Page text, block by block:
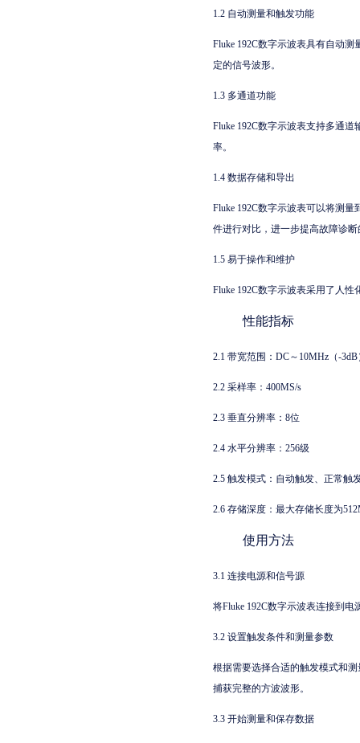
1.2 自动测量和触发功能
Fluke 192C数字示波表具有自动
定的信号波形。
1.3 多通道功能
Fluke 192C数字示波表支持多通
率。
1.4 数据存储和导出
Fluke 192C数字示波表可以将测
件进行对比，进一步提高故障诊
1.5 易于操作和维护
Fluke 192C数字示波表采用了人
性能指标
2.1 带宽范围：DC～10MHz（-3dB
2.2 采样率：400MS/s
2.3 垂直分辨率：8位
2.4 水平分辨率：256级
2.5 触发模式：自动触发、正常触
2.6 存储深度：最大存储长度为
使用方法
3.1 连接电源和信号源
将Fluke 192C数字示波表连接到
3.2 设置触发条件和测量参数
根据需要选择合适的触发模式和
捕获完整的方波波形。
3.3 开始测量和保存数据